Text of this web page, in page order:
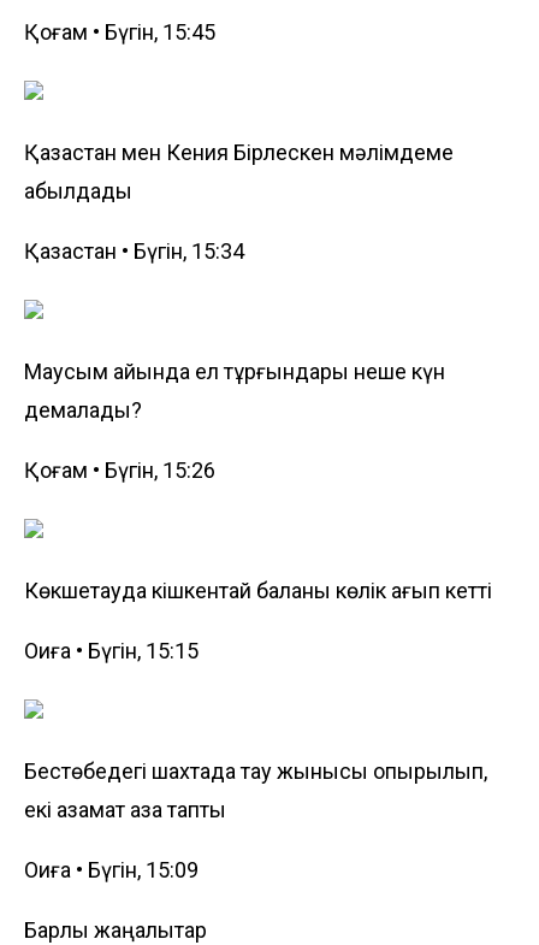
Қоғам • Бүгін, 15:45
Қазақстан мен Кения Бірлескен мәлімдеме
қабылдады
Қазақстан • Бүгін, 15:34
Маусым айында ел тұрғындары неше күн
демалады?
Қоғам • Бүгін, 15:26
Көкшетауда кішкентай баланы көлік қағып кетті
Оқиға • Бүгін, 15:15
Бестөбедегі шахтада тау жынысы опырылып,
екі азамат қаза тапты
Оқиға • Бүгін, 15:09
Барлық жаңалықтар